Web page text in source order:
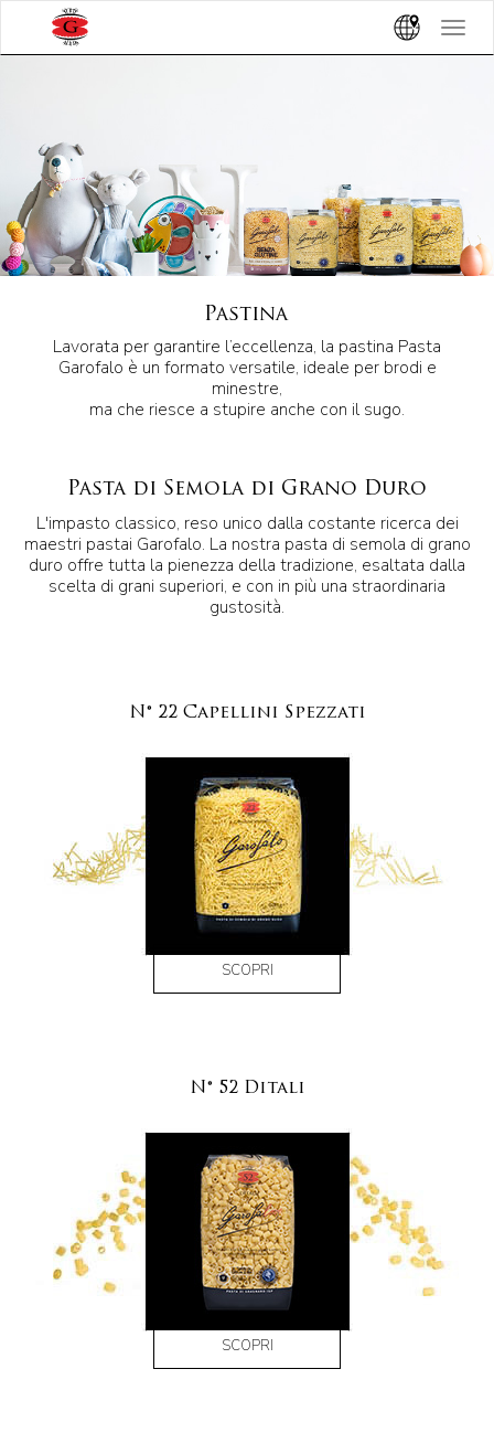
Toggle
Pastina
Lavorata per garantire l’eccellenza, la pastina Pasta
Garofalo è un formato versatile, ideale per brodi e
minestre,
ma che riesce a stupire anche con il sugo.
Pasta di Semola di Grano Duro
L'impasto classico, reso unico dalla costante ricerca dei
maestri pastai Garofalo. La nostra pasta di semola di grano
duro offre tutta la pienezza della tradizione, esaltata dalla
scelta di grani superiori, e con in più una straordinaria
gustosità.
N° 22 Capellini Spezzati
SCOPRI
N° 52 Ditali
SCOPRI